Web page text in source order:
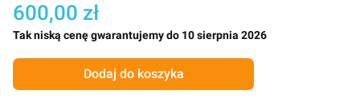
600,00 zł
Tak niską cenę gwarantujemy do 10 sierpnia 2026
Dodaj do koszyka